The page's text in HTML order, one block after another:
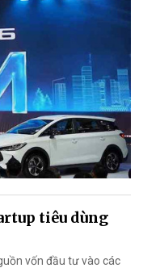
tiêu dùng
vốn đầu tư vào các